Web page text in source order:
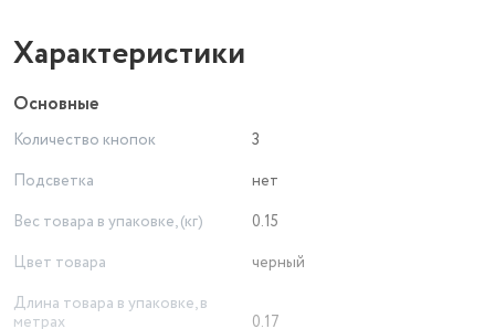
Характеристики
Основные
Количество кнопок
3
Подсветка
нет
Вес товара в упаковке, (кг)
0.15
Цвет товара
черный
Длина товара в упаковке, в
метрах
0.17